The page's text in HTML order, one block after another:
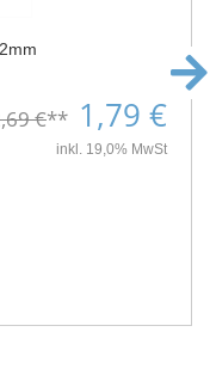
€** 1,79 €
inkl. 19,0% MwSt